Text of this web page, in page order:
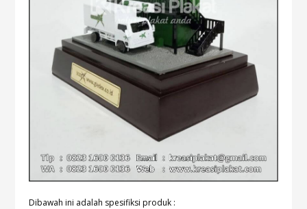
Dibawah ini adalah spesifiksi produk :